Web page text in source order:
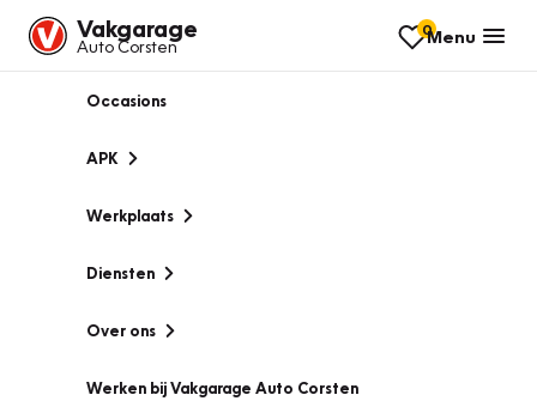
Vakgarage
Auto Corsten
0Menu
Occasions
APK
Werkplaats
Diensten
Over ons
Werken bij Vakgarage Auto Corsten